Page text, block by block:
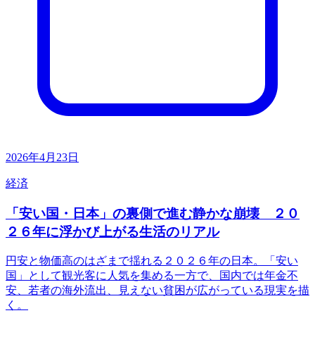
2026年4月23日
経済
「安い国・日本」の裏側で進む静かな崩壊 ２０
２６年に浮かび上がる生活のリアル
円安と物価高のはざまで揺れる２０２６年の日本。「安い
国」として観光客に人気を集める一方で、国内では年金不
安、若者の海外流出、見えない貧困が広がっている現実を描
く。